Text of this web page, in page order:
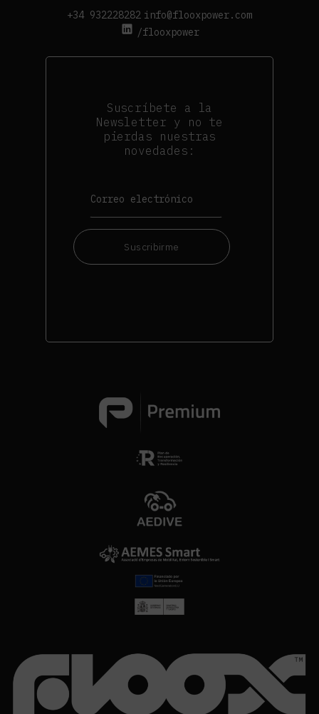
+34 932228282 info@flooxpower.com
/flooxpower
Suscríbete a la
Newsletter y no te
pierdas nuestras
novedades:
Suscribirme